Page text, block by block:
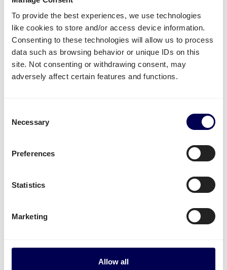
To provide the best experiences, we use technologies
like cookies to store and/or access device information.
Consenting to these technologies will allow us to process
data such as browsing behavior or unique IDs on this
site. Not consenting or withdrawing consent, may
adversely affect certain features and functions.
Selection
Necessary
Preferences
Statistics
Marketing
Allow all
unterschiedliche Ware auf Paletten zu
transportieren.
Dies macht es einfacher, die Produkte alle auf
einmal zu versenden. Dadurch können Kosten
reduziert und CO2-Ausstoß eingespart werden; eine
die Quicargo nutzen, sind vor allem folgende
Flexibilität
Möglichkeit, großes und kleines Volumen zu
versenden
Nachhaltigkeit
Kostenlos registrieren